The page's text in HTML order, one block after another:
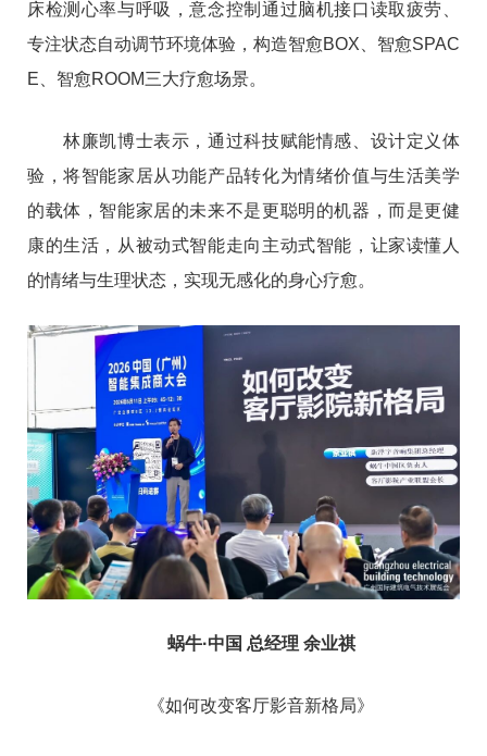
床检测心率与呼吸，意念控制通过脑机接口读取疲劳、
专注状态自动调节环境体验，构造智愈BOX、智愈SPAC
E、智愈ROOM三大疗愈场景。
林廉凯博士表示，通过科技赋能情感、设计定义体
验，将智能家居从功能产品转化为情绪价值与生活美学
的载体，智能家居的未来不是更聪明的机器，而是更健
康的生活，从被动式智能走向主动式智能，让家读懂人
的情绪与生理状态，实现无感化的身心疗愈。
蜗牛·中国 总经理 余业祺
《如何改变客厅影音新格局》